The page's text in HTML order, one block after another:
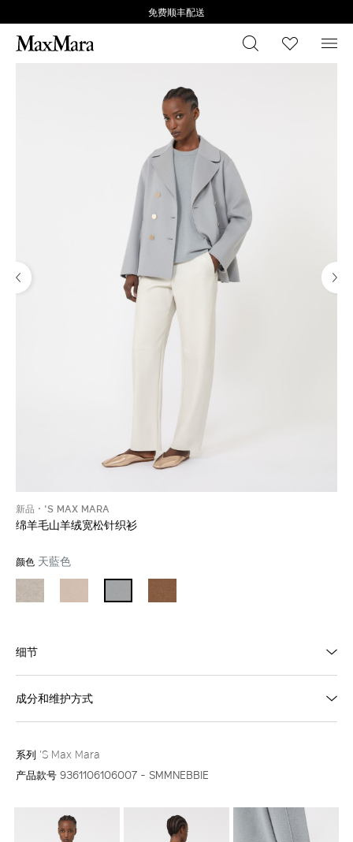
免费顺丰配送
搜索 心愿清
菜
新品 'S MAX MARA
绵羊毛山羊绒宽松针织衫
颜色 天藍色
细节
成分和维护方式
系列 'S Max Mara
产品款号 9361106106007 - SMMNEBBIE